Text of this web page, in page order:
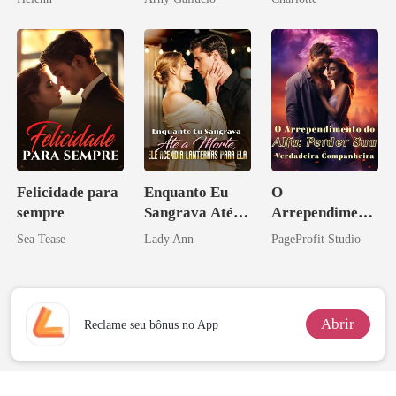
Felicidade para
sempre
Sea Tease
Enquanto Eu
Sangrava Até a
Morte, Ele
Ela
Lady Ann
O
Arrependiment
o do Alfa:
Companheira
PageProfit Studio
Reclame seu bônus no App Abrir